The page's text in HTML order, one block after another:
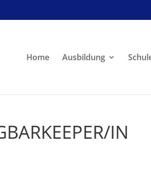
Home Ausbildung
IN